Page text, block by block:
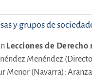
y grupos de
Lecciones de
Menéndez
Menor (Navarra):